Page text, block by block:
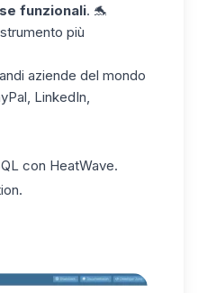
funzionali. 🐬
più
aziende del mondo
LinkedIn,
con HeatWave.